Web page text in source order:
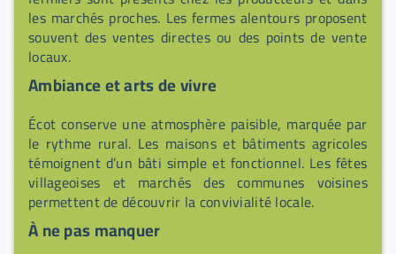
les marchés proches. Les fermes alentours proposent
souvent des ventes directes ou des points de vente
locaux.
Ambiance et arts de vivre
Écot conserve une atmosphère paisible, marquée par
le rythme rural. Les maisons et bâtiments agricoles
témoignent d’un bâti simple et fonctionnel. Les fêtes
villageoises et marchés des communes voisines
permettent de découvrir la convivialité locale.
À ne pas manquer